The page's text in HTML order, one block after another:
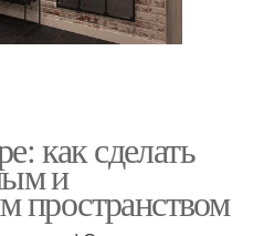
как сделать
и
пространством